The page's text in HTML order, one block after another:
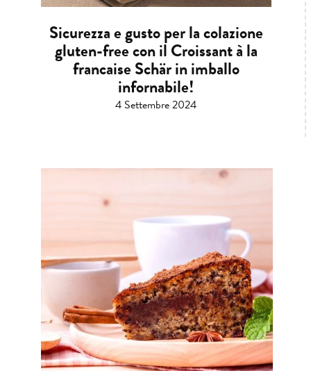
Sicurezza e gusto per la colazione
gluten-free con il Croissant à la
francaise Schär in imballo
infornabile!
4 Settembre 2024